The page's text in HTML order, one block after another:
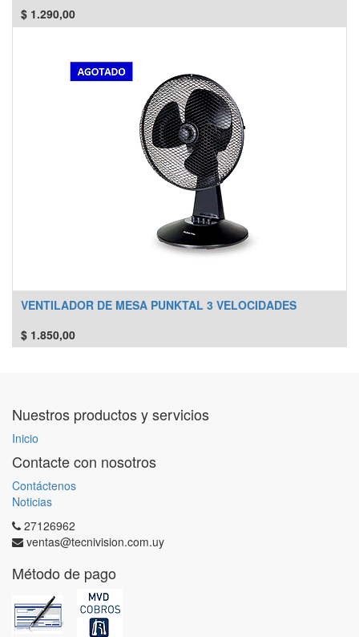
$ 1.290,00
VENTILADOR DE MESA PUNKTAL 3 VELOCIDADES
$ 1.850,00
Nuestros productos y servicios
Inicio
Contacte con nosotros
Contáctenos
Noticias
27126962
ventas@tecnivision.com.uy
Método de pago